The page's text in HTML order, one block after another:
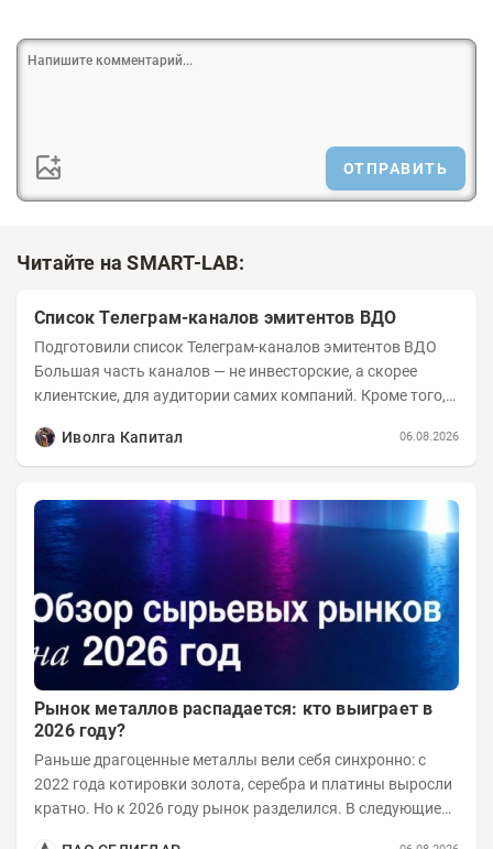
ОТПРАВИТЬ
Читайте на SMART-LAB:
Список Телеграм-каналов эмитентов ВДО
Подготовили список Телеграм-каналов эмитентов ВДО
Большая часть каналов — не инвесторские, а скорее
клиентские, для аудитории самих компаний. Кроме того,
Иволга Капитал
06.08.2026
Рынок металлов распадается: кто выиграет в
2026 году?
Раньше драгоценные металлы вели себя синхронно: с
2022 года котировки золота, серебра и платины выросли
кратно. Но к 2026 году рынок разделился. В следующие